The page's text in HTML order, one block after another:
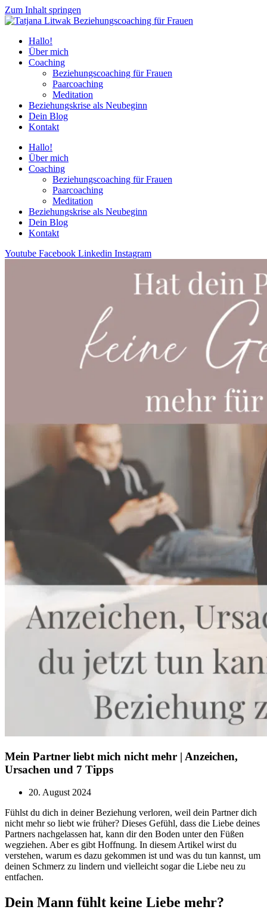
Zum Inhalt springen
Hallo!
Über mich
Coaching
Beziehungs­coaching für Frauen
Paarcoaching
Meditation
Beziehungskrise als Neubeginn
Dein Blog
Kontakt
Hallo!
Über mich
Coaching
Beziehungs­coaching für Frauen
Paarcoaching
Meditation
Beziehungskrise als Neubeginn
Dein Blog
Kontakt
Youtube Facebook Linkedin Instagram
Mein Partner liebt mich nicht mehr | Anzeichen,
Ursachen und 7 Tipps
20. August 2024
Fühlst du dich in deiner Beziehung verloren, weil dein Partner dich
nicht mehr so liebt wie früher? Dieses Gefühl, dass die Liebe deines
Partners nachgelassen hat, kann dir den Boden unter den Füßen
wegziehen. Aber es gibt Hoffnung. In diesem Artikel wirst du
verstehen, warum es dazu gekommen ist und was du tun kannst, um
deinen Schmerz zu lindern und vielleicht sogar die Liebe neu zu
entfachen.
Dein Mann fühlt keine Liebe mehr?